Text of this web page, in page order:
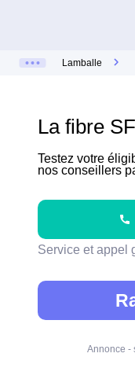
Lamballe
La fibre
Testez votre
nos conseillers
Service et appel
Annonce -